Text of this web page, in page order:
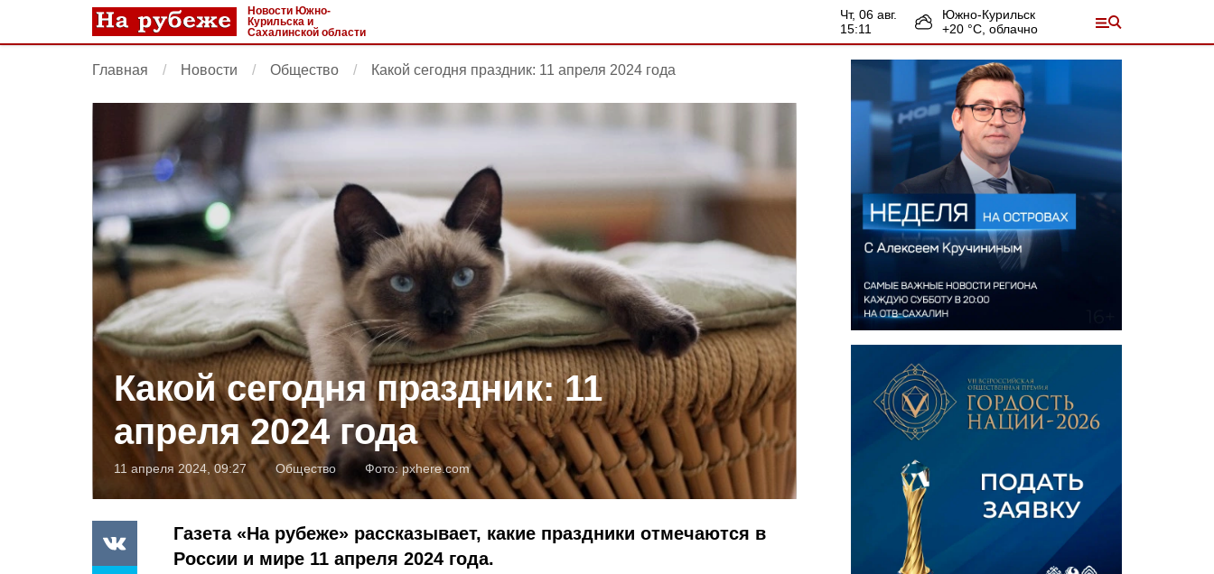
Новости Южно-
Курильска и
Сахалинской области
чт, 06 авг.
15:11
Южно-Курильск
+20 °С, облачно
Главная Новости Общество Какой сегодня праздник: 11 апреля 2024 года
Какой сегодня праздник: 11
апреля 2024 года
11 апреля 2024, 09:27 Общество Фото:pxhere.com
Газета «На рубеже» рассказывает, какие праздники отмечаются в
России и мире 11 апреля 2024 года.